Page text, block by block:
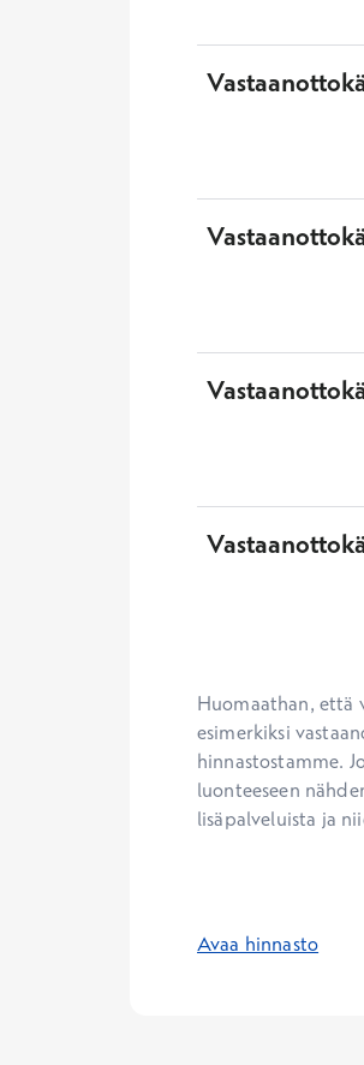
Huomaathan, että
esimerkiksi
hinnastostamme.
luonteeseen
lisäpalveluista ja
Avaa hinnasto